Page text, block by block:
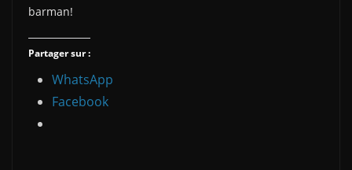
barman!
Partager sur :
WhatsApp
Facebook